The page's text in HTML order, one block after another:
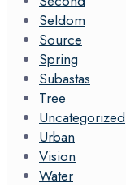
Seldom
Source
Spring
Subastas
Tree
Uncategorized
Urban
Vision
Water